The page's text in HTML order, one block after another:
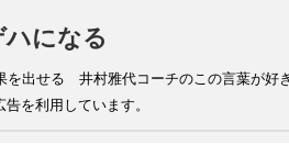
になる
を出来る人が結果
を利用しています。